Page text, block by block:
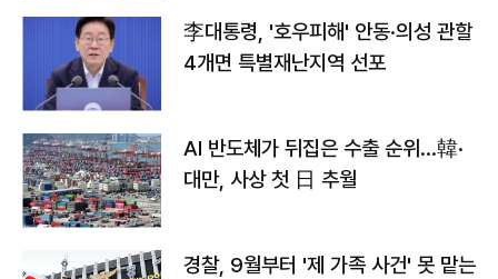
李대통령, '호우피해' 안동·의성 관할
4개면 특별재난지역 선포
AI 반도체가 뒤집은 수출 순위…韓·
대만, 사상 첫 日 추월
경찰, 9월부터 '제 가족 사건' 못 맡는